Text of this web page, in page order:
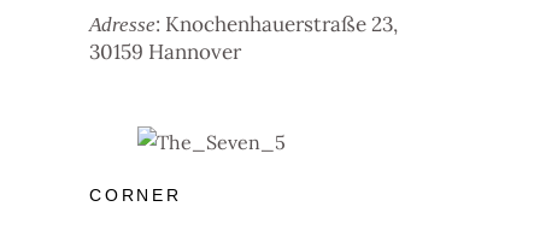
Adresse: Knochenhauerstraße 23,
30159 Hannover
CORNER